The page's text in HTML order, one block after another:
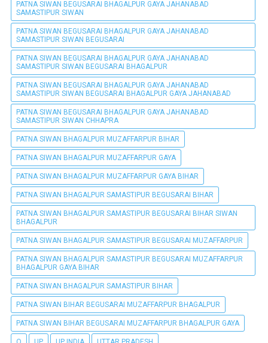
PATNA SIWAN BEGUSARAI BHAGALPUR GAYA JAHANABAD
SAMASTIPUR SIWAN
PATNA SIWAN BEGUSARAI BHAGALPUR GAYA JAHANABAD
SAMASTIPUR SIWAN BEGUSARAI
PATNA SIWAN BEGUSARAI BHAGALPUR GAYA JAHANABAD
SAMASTIPUR SIWAN BEGUSARAI BHAGALPUR
PATNA SIWAN BEGUSARAI BHAGALPUR GAYA JAHANABAD
SAMASTIPUR SIWAN BEGUSARAI BHAGALPUR GAYA JAHANABAD
PATNA SIWAN BEGUSARAI BHAGALPUR GAYA JAHANABAD
SAMASTIPUR SIWAN CHHAPRA
PATNA SIWAN BHAGALPUR MUZAFFARPUR BIHAR
PATNA SIWAN BHAGALPUR MUZAFFARPUR GAYA
PATNA SIWAN BHAGALPUR MUZAFFARPUR GAYA BIHAR
PATNA SIWAN BHAGALPUR SAMASTIPUR BEGUSARAI BIHAR
PATNA SIWAN BHAGALPUR SAMASTIPUR BEGUSARAI BIHAR SIWAN
BHAGALPUR
PATNA SIWAN BHAGALPUR SAMASTIPUR BEGUSARAI MUZAFFARPUR
PATNA SIWAN BHAGALPUR SAMASTIPUR BEGUSARAI MUZAFFARPUR
BHAGALPUR GAYA BIHAR
PATNA SIWAN BHAGALPUR SAMASTIPUR BIHAR
PATNA SIWAN BIHAR BEGUSARAI MUZAFFARPUR BHAGALPUR
PATNA SIWAN BIHAR BEGUSARAI MUZAFFARPUR BHAGALPUR GAYA